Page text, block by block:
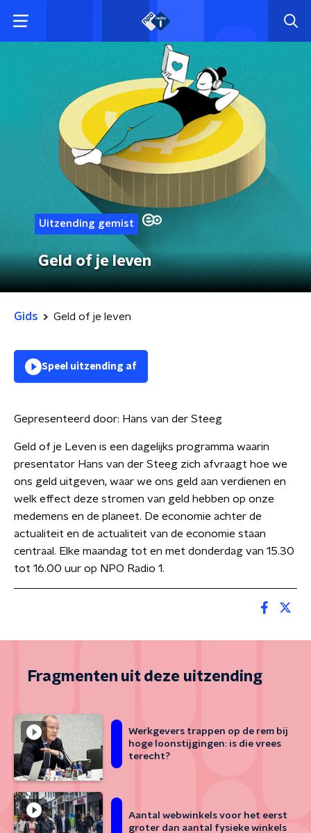
Uitzending gemist
Geld of je leven
Gids Geld of je leven
Speel uitzending af
Gepresenteerd door: Hans van der Steeg
Geld of je Leven is een dagelijks programma waarin
presentator Hans van der Steeg zich afvraagt hoe we
ons geld uitgeven, waar we ons geld aan verdienen en
welk effect deze stromen van geld hebben op onze
medemens en de planeet. De economie achter de
actualiteit en de actualiteit van de economie staan
centraal. Elke maandag tot en met donderdag van 15.30
tot 16.00 uur op NPO Radio 1.
Fragmenten uit deze uitzending
Werkgevers trappen op de rem bij
hoge loonstijgingen: is die vrees
terecht?
Aantal webwinkels voor het eerst
groter dan aantal fysieke winkels